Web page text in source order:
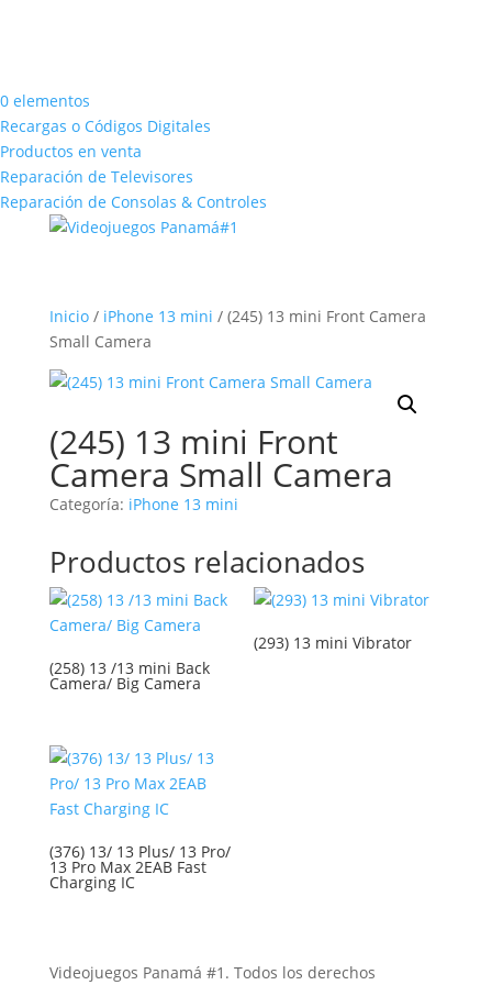
0 elementos
Recargas o Códigos Digitales
Productos en venta
Reparación de Televisores
Reparación de Consolas & Controles
Inicio/ iPhone 13 mini / (245) 13 mini Front Camera
Small Camera
(245) 13 mini Front
Camera Small Camera
Categoría: iPhone 13 mini
Productos relacionados
(258) 13 /13 mini Back
Camera/ Big Camera
(293) 13 mini Vibrator
(376) 13/ 13 Plus/ 13 Pro/
13 Pro Max 2EAB Fast
Charging IC
Videojuegos Panamá #1. Todos los derechos